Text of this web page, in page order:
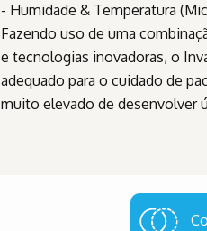
- Humidade & Temperatura
Fazendo uso de uma
e tecnologias inovadoras, o
adequado para o cuidado de
muito elevado de desenvolver